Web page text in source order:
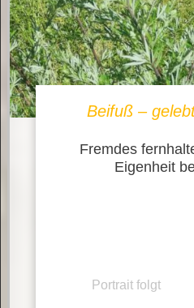
Beifuß –
Fremdes
Eigenheit
Portrait folgt